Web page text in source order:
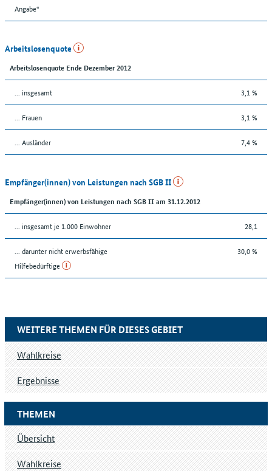
Angabe“
Arbeitslosenquote
Arbeitslosenquote Ende Dezember 2012
... insgesamt 3,1 %
... Frauen 3,1 %
... Ausländer 7,4 %
Empfänger(innen) von Leistungen nach SGB II
Empfänger(innen) von Leistungen nach SGB II am 31.12.2012
... insgesamt je 1.000 Einwohner 28,1
... darunter nicht erwerbsfähige
Hilfebedürftige
30,0 %
THEMEN
Übersicht
Wahlkreise
WEITERE THEMEN FÜR DIESES GEBIET
Wahlkreise
Ergebnisse